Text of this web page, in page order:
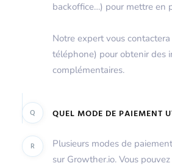
backoffice…) pour mettre en
Notre expert vous
téléphone) pour obtenir des
complémentaires.
Q QUEL MODE DE PAIEMENT
R
Plusieurs modes de
sur Growther.io. Vous